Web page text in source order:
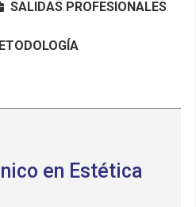
SALIDAS PROFESIONALES
en Estética